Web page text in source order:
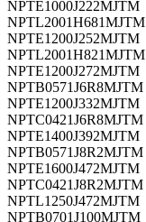
NPTE1000J222MJTM
NPTL2001H681MJTM
NPTE1200J252MJTM
NPTL2001H821MJTM
NPTE1200J272MJTM
NPTB0571J6R8MJTM
NPTE1200J332MJTM
NPTC0421J6R8MJTM
NPTE1400J392MJTM
NPTB0571J8R2MJTM
NPTE1600J472MJTM
NPTC0421J8R2MJTM
NPTL1250J472MJTM
NPTB0701J100MJTM